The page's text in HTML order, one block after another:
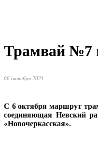
Трамвай №7
06 октября 2021
С 6 октября маршрут
соединяющая Невский
«Новочеркасская».